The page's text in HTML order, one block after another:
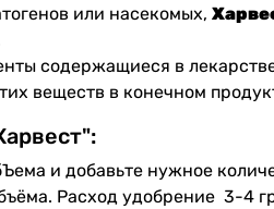
или насекомых,
содержащиеся в
веществ в конечном
и добавьте нужное
Расход удобрение 3-4